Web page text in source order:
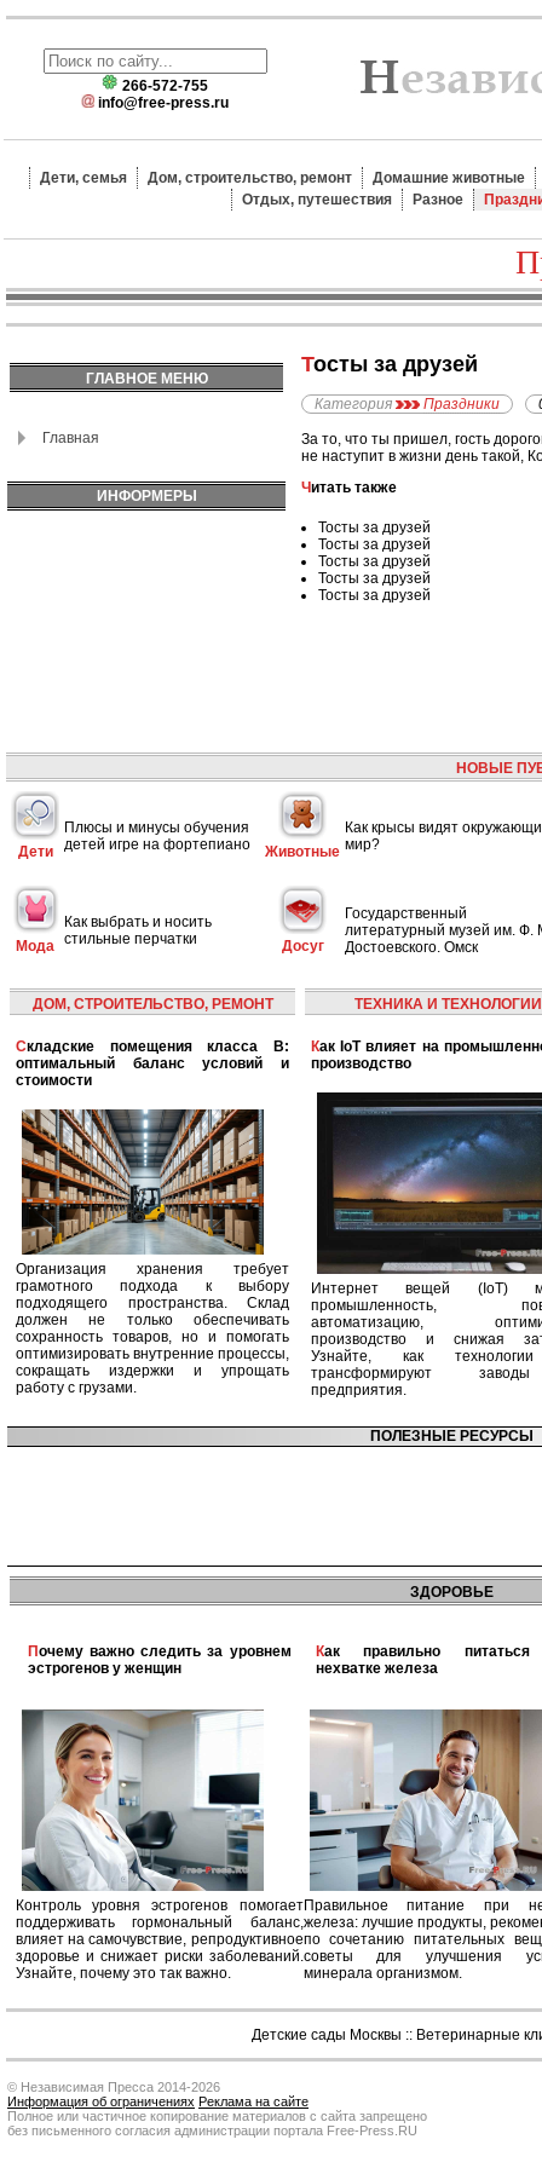
266-572-755
info@free-press.ru
Дети, семья Дом, строительство, ремонт
Домашние животные
Отдых, путешествия
Разное
ГЛАВНОЕ МЕНЮ
Главная
ИНФОРМЕРЫ
Тосты за друзей
Категория Праздники
За то, что ты пришел, гость
не наступит в жизни день такой,
Читать также
Тосты за друзей
Тосты за друзей
Тосты за друзей
Тосты за друзей
Тосты за друзей
НОВЫЕ
Дети
Плюсы и минусы обучения
детей игре на фортепиано
Животные
Как крысы видят
мир?
Мода
Как выбрать и носить
стильные перчатки
Досуг
Государственный
литературный музей им. Ф.
Достоевского. Омск
ДОМ, СТРОИТЕЛЬСТВО, РЕМОНТ
Складские помещения класса B:
оптимальный баланс условий и
стоимости
Организация хранения требует
грамотного подхода к выбору
подходящего пространства. Склад
должен не только обеспечивать
сохранность товаров, но и помогать
оптимизировать внутренние процессы,
сокращать издержки и упрощать
работу с грузами.
ТЕХНИКА И ТЕХНОЛОГИИ
Как IoT влияет на промышленность и
производство
Интернет вещей (IoT)
промышленность,
автоматизацию,
производство и снижая
Узнайте, как
трансформируют
предприятия.
ПОЛЕЗНЫЕ РЕСУРСЫ
ЗДОРОВЬЕ
Почему важно следить за уровнем
эстрогенов у женщин
Контроль уровня эстрогенов помогает
поддерживать гормональный баланс,
влияет на самочувствие, репродуктивное
здоровье и снижает риски заболеваний.
Узнайте, почему это так важно.
Как правильно питаться при
нехватке железа
Правильное питание при
железа: лучшие продукты,
по сочетанию питательных
советы для улучшения
минерала организмом.
Детские сады Москвы :: Ветеринарные
© Независимая Пресса 2014-2026
Информация об ограничениях Реклама на сайте
Полное или частичное копирование материалов с сайта запрещено
без письменного согласия администрации портала Free-Press.RU